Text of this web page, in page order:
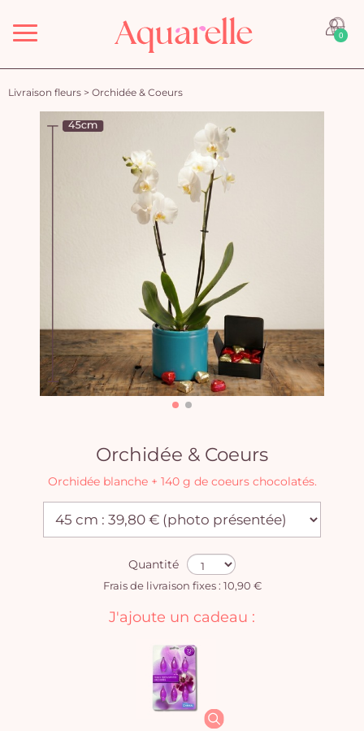
Menu 0
Livraison fleurs > Orchidée & Coeurs
Orchidée & Coeurs
Orchidée blanche + 140 g de coeurs chocolatés.
Quantité
Frais de livraison fixes : 10,90 €
J'ajoute un cadeau :